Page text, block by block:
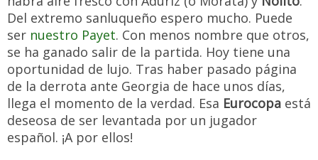
Del extremo sanluqueño espero mucho. Puede
ser nuestro Payet. Con menos nombre que otros,
se ha ganado salir de la partida. Hoy tiene una
oportunidad de lujo. Tras haber pasado página
de la derrota ante Georgia de hace unos días,
llega el momento de la verdad. Esa Eurocopa está
deseosa de ser levantada por un jugador
español. ¡A por ellos!